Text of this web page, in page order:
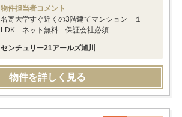
物件担当者コメント
名寄大学すぐ近くの3階建てマンション １
LDK ネット無料 保証会社必須
センチュリー21アールズ旭川
物件を詳しく見る